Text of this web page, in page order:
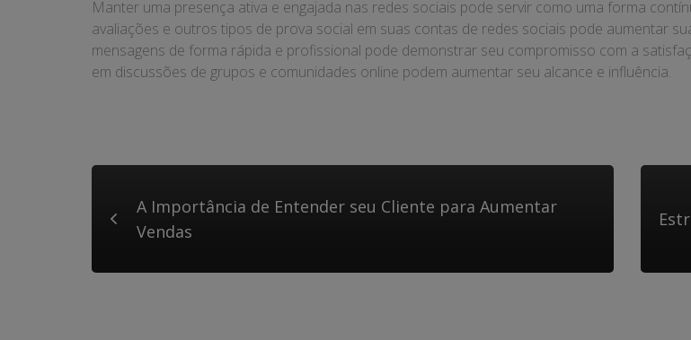
Manter uma presença ativa e engajada nas redes sociais pode servir como uma forma
avaliações e outros tipos de prova social em suas contas de redes sociais pode aumentar
mensagens de forma rápida e profissional pode demonstrar seu compromisso com a
em discussões de grupos e comunidades online podem aumentar seu alcance e influência.
A Importância de Entender seu Cliente para Aumentar
Vendas